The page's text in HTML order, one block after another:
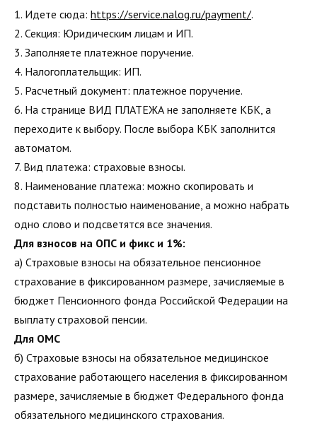
1. Идете сюда: https://service.nalog.ru/payment/.
2. Секция: Юридическим лицам и ИП.
3. Заполняете платежное поручение.
4. Налогоплательщик: ИП.
5. Расчетный документ: платежное поручение.
6. На странице ВИД ПЛАТЕЖА не заполняете КБК, а
переходите к выбору. После выбора КБК заполнится
автоматом.
7. Вид платежа: страховые взносы.
8. Наименование платежа: можно скопировать и
подставить полностью наименование, а можно набрать
одно слово и подсветятся все значения.
Для взносов на ОПС и фикс и 1%:
а) Страховые взносы на обязательное пенсионное
страхование в фиксированном размере, зачисляемые в
бюджет Пенсионного фонда Российской Федерации на
выплату страховой пенсии.
Для ОМС
б) Страховые взносы на обязательное медицинское
страхование работающего населения в фиксированном
размере, зачисляемые в бюджет Федерального фонда
обязательного медицинского страхования.